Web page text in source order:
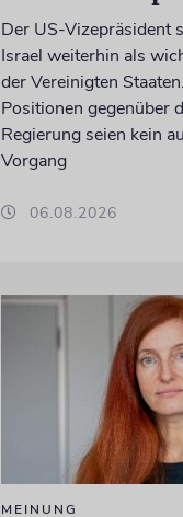
Der US-Vizepräsident
Israel weiterhin als
der Vereinigten
Positionen gegenüber
Regierung seien kein
Vorgang
06.08.2026
MEINUNG